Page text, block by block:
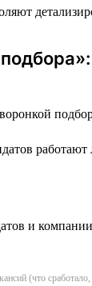
и
(что